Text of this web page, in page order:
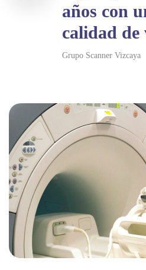
años con
calidad de
Grupo Scanner Vizcaya